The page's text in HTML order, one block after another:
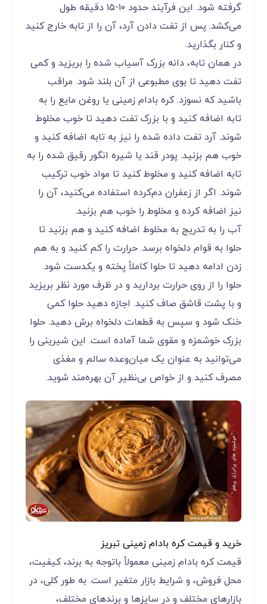
گرفته شود. این فرآیند حدود ۱۰-۱۵ دقیقه طول
می‌کشد. پس از تفت دادن آرد، آن را از تابه خارج کنید
و کنار بگذارید.
در همان تابه، دانه بزرک آسیاب شده را بریزید و کمی
تفت دهید تا بوی مطبوعی از آن بلند شود. مراقب
باشید که نسوزد. کره بادام زمینی یا روغن مایع را به
تابه اضافه کنید و با بزرک تفت دهید تا خوب مخلوط
شوند. آرد تفت داده شده را نیز به تابه اضافه کنید و
خوب هم بزنید. پودر قند یا شیره انگور رقیق شده را به
تابه اضافه کنید و مخلوط کنید تا مواد خوب ترکیب
شوند. اگر از زعفران دم‌کرده استفاده می‌کنید، آن را
نیز اضافه کرده و مخلوط را خوب هم بزنید.
آب را به تدریج به مخلوط اضافه کنید و هم بزنید تا
حلوا به قوام دلخواه برسد. حرارت را کم کنید و به هم
زدن ادامه دهید تا حلوا کاملاً پخته و یکدست شود.
حلوا را از روی حرارت بردارید و در ظرف مورد نظر بریزید
و با پشت قاشق صاف کنید. اجازه دهید حلوا کمی
خنک شود و سپس به قطعات دلخواه برش دهید. حلوا
بزرک خوشمزه و مقوی شما آماده است. این شیرینی را
می‌توانید به عنوان یک میان‌وعده سالم و مغذی
مصرف کنید و از خواص بی‌نظیر آن بهره‌مند شوید.
خرید و قیمت کره بادام زمینی تبریز
قیمت کره بادام زمینی معمولاً باتوجه به برند، کیفیت،
محل فروش، و شرایط بازار متغیر است. به طور کلی، در
بازارهای مختلف و در سایزها و برندهای مختلف،